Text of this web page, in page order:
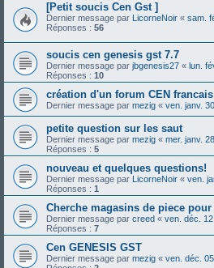
[Petit soucis Cen Gst ]
Dernier message par LicorneNoir « sam.
Réponses : 56
soucis cen genesis gst 7.7
Dernier message par jbgenesis27 « lun.
Réponses : 10
création d'un forum CEN francais
Dernier message par mezig « ven. janv.
petite question sur les saut
Dernier message par mezig « mer. janv.
Réponses : 5
nouveau et quelques questions!
Dernier message par LicorneNoir « ven.
Réponses : 1
Cherche magasins de piece pour
Dernier message par creed « ven. déc.
Réponses : 7
Cen GENESIS GST
Dernier message par mezig « ven. déc.